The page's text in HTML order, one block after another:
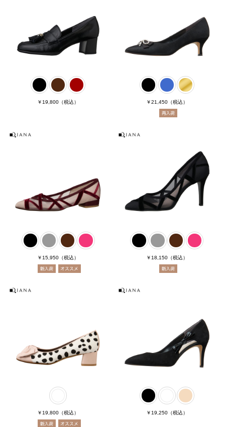
￥19,800 （税込） ￥21,450（税込）
￥15,950 （税込） ￥18,150（税込）
￥19,800 （税込） ￥19,250（税込）